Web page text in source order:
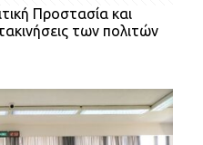
Προστασία και
των πολιτών